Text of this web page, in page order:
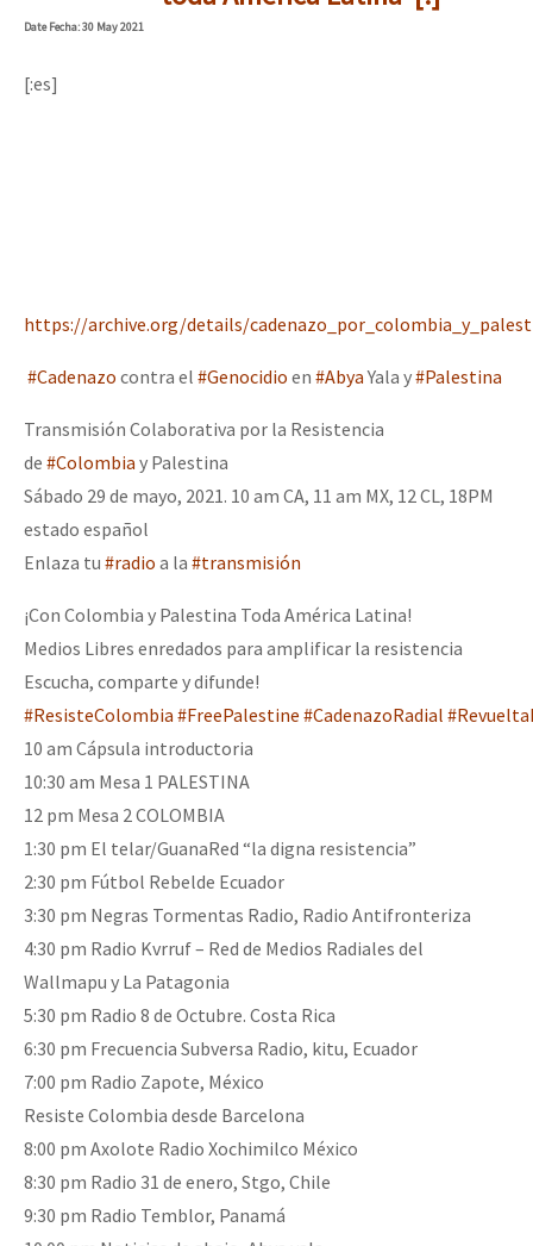
Mundo
Mujeres
Niñxs
ETIQUETAS
MULTIMEDIA
Fotorreportaje
Video
Otras secciones
Semillero Guerra contra la Humanidad. (Las poblaciones y
la naturaleza bajo asedio)
Libros para descargar
Medios Libres
COVID-19
Eventos
Contacto
Dia 2 do Encontro “Guerra contra a Humanidad”
Se o México sabe, que o mundo saiba! Nossas lutas pela
[25 abr – CDMX] Tokín por el CNI: 30 años de Resistencia y
DateFecha: 30 May 2021
[:es]
https://archive.org/details/
#Cadenazo contra el #Genocidio en #AbyaYala y#Palestina
Transmisión Colaborativa por la Resistencia
de #Colombia y Palestina
Sábado 29 de mayo, 2021. 10 am CA, 11 am MX, 12 CL, 18PM
estado español
Enlaza tu #radio a la #transmisión
¡Con Colombia y Palestina Toda América Latina!
Medios Libres enredados para amplificar la resistencia
Escucha, comparte y difunde!
#ResisteColombia #FreePalestine #CadenazoRadial
10 am Cápsula introductoria
10:30 am Mesa 1 PALESTINA
12 pm Mesa 2 COLOMBIA
1:30 pm El telar/GuanaRed “la digna resistencia”
2:30 pm Fútbol Rebelde Ecuador
3:30 pm Negras Tormentas Radio, Radio Antifronteriza
4:30 pm Radio Kvrruf – Red de Medios Radiales del
Wallmapu y La Patagonia
5:30 pm Radio 8 de Octubre. Costa Rica
6:30 pm Frecuencia Subversa Radio, kitu, Ecuador
7:00 pm Radio Zapote, México
Resiste Colombia desde Barcelona
8:00 pm Axolote Radio Xochimilco México
8:30 pm Radio 31 de enero, Stgo, Chile
9:30 pm Radio Temblor, Panamá